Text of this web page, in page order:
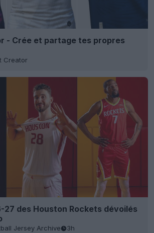
- Crée et partage tes propres
Creator
27 des Houston Rockets dévoilés
Jersey Archive 3h